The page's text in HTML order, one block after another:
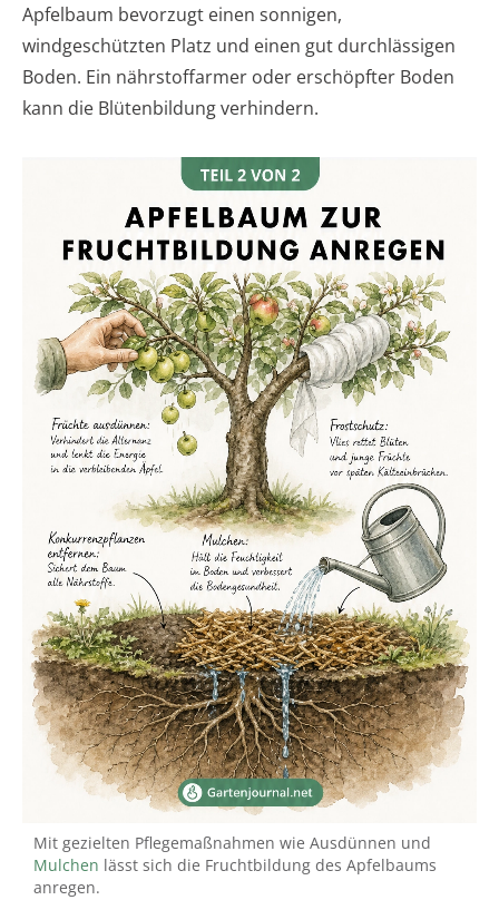
Apfelbaum bevorzugt einen sonnigen,
windgeschützten Platz und einen gut durchlässigen
Boden. Ein nährstoffarmer oder erschöpfter Boden
kann die Blütenbildung verhindern.
Mit gezielten Pflegemaßnahmen wie Ausdünnen und
Mulchen lässt sich die Fruchtbildung des Apfelbaums
anregen.